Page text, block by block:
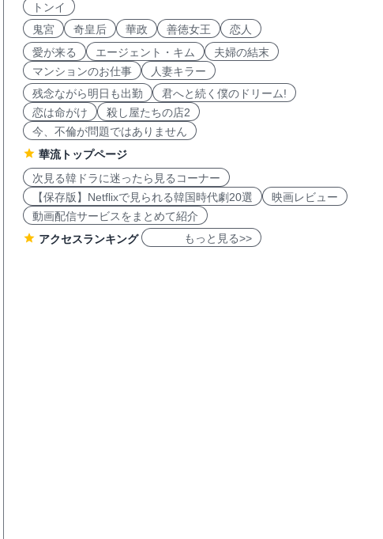
トンイ
鬼宮
奇皇后 華政 善徳女王
恋人
愛が来る
エージェント・キム
夫婦の結末
マンションのお仕事
人妻キラー
残念ながら明日も出勤
君へと続く僕のドリーム!
恋は命がけ
殺し屋たちの店2
今、不倫が問題ではありません
華流トップページ
次見る韓ドラに迷ったら見るコーナー
【保存版】Netflixで見られる韓国時代劇20選
映画レビュー
動画配信サービスをまとめて紹介
アクセスランキング
もっと見る>>